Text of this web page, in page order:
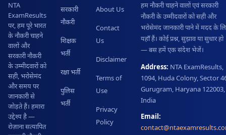
NTA
ExamResults
पर, हम पूरे भारत
के नौकरी चाहने
वालों और
सरकारी नौकरी
के उम्मीदवारों को
सही, भरोसेमंद
और समय पर
जानकारी से
जोड़ते हैं। हमारा
उद्देश्य है —
रोज़ाना सत्यापित
सरकारी
नौकरी
शिक्षक
भर्ती
रक्षा भर्ती
पुलिस
भर्ती
About Us
Contact
Us
Disclaimer
Terms of
Use
Privacy
Policy
हम नौकरी चाहने वालों एवं सरकारी
नौकरी के उम्मीदवारों को सही और
भरोसेमंद जानकारी पाने में मदद के
यहाँ हैं। कोई प्रश्न, सुझाव या सुधार हो
— बस हमें एक संदेश भेजें।
Address: NTA ExamResults,
1094, Huda Colony, Sector
Gurugram, Haryana 122003,
India
Email: